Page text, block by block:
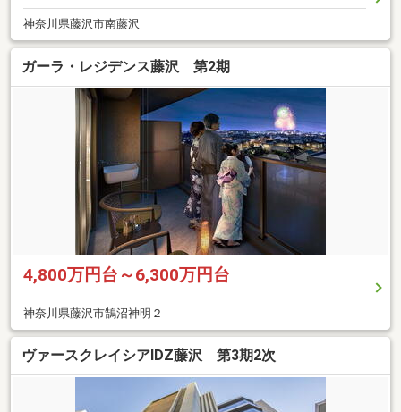
神奈川県藤沢市南藤沢
ガーラ・レジデンス藤沢 第2期
4,800万円台～6,300万円台
神奈川県藤沢市鵠沼神明２
ヴァースクレイシアIDZ藤沢 第3期2次